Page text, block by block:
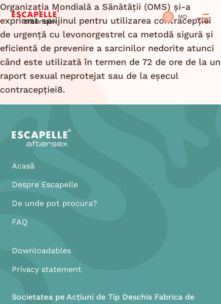
MD
Organizația Mondială a Sănătății (OMS) și-a
exprimat sprijinul pentru utilizarea contracepției
de urgență cu levonorgestrel ca metodă sigură și
eficientă de prevenire a sarcinilor nedorite atunci
când este utilizată în termen de 72 de ore de la un
raport sexual neprotejat sau de la eșecul
contracepției8.
Acasă
Despre Escapelle
De unde pot procura?
FAQ
Downloadables
Privacy statement
Societatea pe Acțiuni de Tip Deschis Fabrica de